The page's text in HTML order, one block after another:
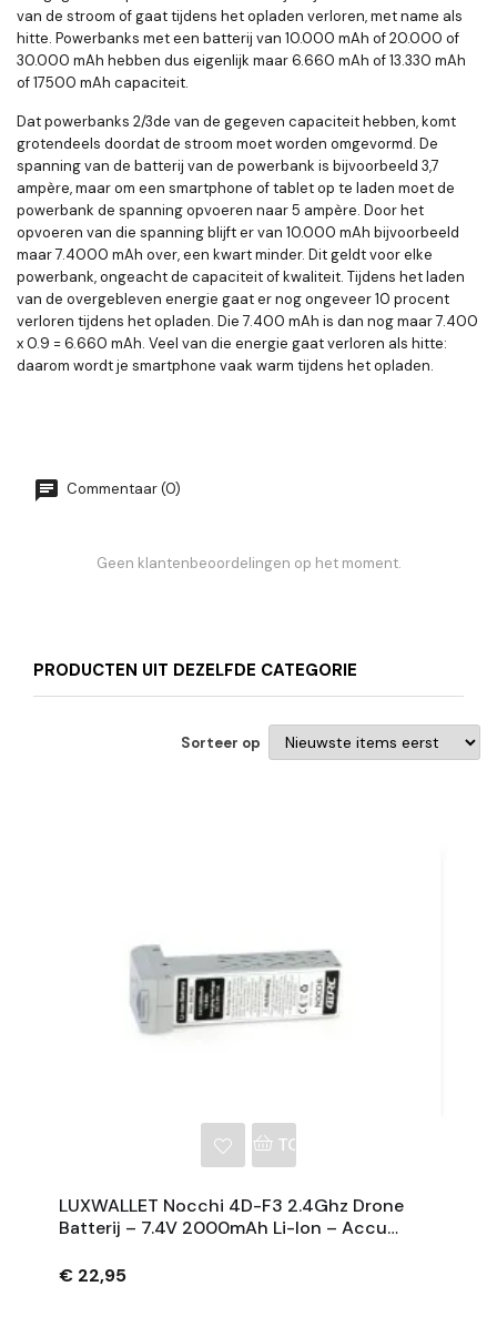
van de stroom of gaat tijdens het opladen verloren, met name als
hitte. Powerbanks met een batterij van 10.000 mAh of 20.000 of
30.000 mAh hebben dus eigenlijk maar 6.660 mAh of 13.330 mAh
of 17500 mAh capaciteit.
Dat powerbanks 2/3de van de gegeven capaciteit hebben, komt
grotendeels doordat de stroom moet worden omgevormd. De
spanning van de batterij van de powerbank is bijvoorbeeld 3,7
ampère, maar om een smartphone of tablet op te laden moet de
powerbank de spanning opvoeren naar 5 ampère. Door het
opvoeren van die spanning blijft er van 10.000 mAh bijvoorbeeld
maar 7.4000 mAh over, een kwart minder. Dit geldt voor elke
powerbank, ongeacht de capaciteit of kwaliteit. Tijdens het laden
van de overgebleven energie gaat er nog ongeveer 10 procent
verloren tijdens het opladen. Die 7.400 mAh is dan nog maar 7.400
x 0.9 = 6.660 mAh. Veel van die energie gaat verloren als hitte:
daarom wordt je smartphone vaak warm tijdens het opladen.
Commentaar (0)
Geen klantenbeoordelingen op het moment.
PRODUCTEN UIT DEZELFDE CATEGORIE
Sorteer op
TOEVOEGEN AAN
LUXWALLET Nocchi 4D-F3 2.4Ghz Drone
Batterij – 7.4V 2000mAh Li-Ion – Accu
€ 22,95